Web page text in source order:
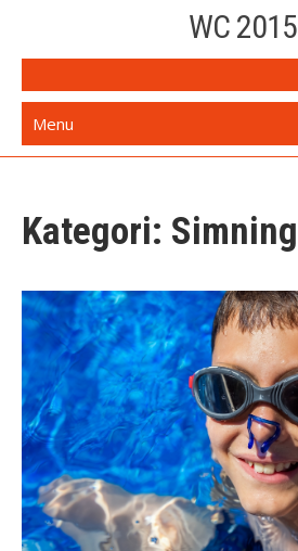
content
WC 2015
Menu
Kategori: Simning